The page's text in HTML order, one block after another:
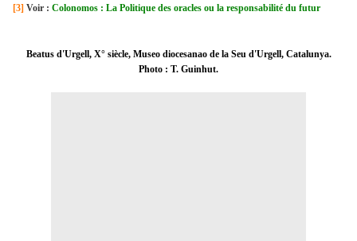
[3] Voir : Colonomos : La Politique des oracles ou la responsabilité du futur
Beatus d'Urgell, X° siècle, Museo diocesanao de la Seu d'Urgell, Catalunya.
Photo : T. Guinhut.